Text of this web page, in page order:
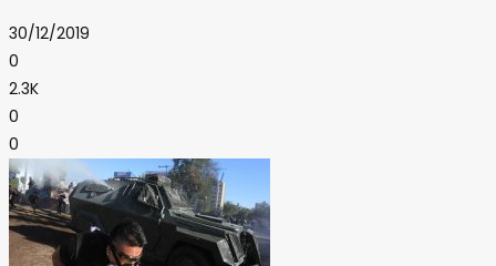
30/12/2019
0
2.3K
0
0